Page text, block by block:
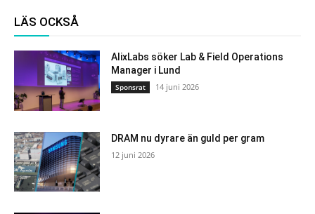
LÄS OCKSÅ
AlixLabs söker Lab & Field Operations
Manager i Lund
Sponsrat 14 juni 2026
DRAM nu dyrare än guld per gram
12 juni 2026